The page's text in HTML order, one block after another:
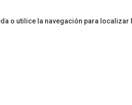
o utilice la navegación para localizar